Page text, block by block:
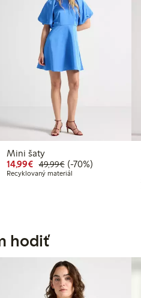
€
€
Mini šaty
14,99€ Zvýhodnená cena: 14,99
49,99€Bežná cena: 49,99
70% zľava
(-70%)
Recyklovaný materiál
hodiť